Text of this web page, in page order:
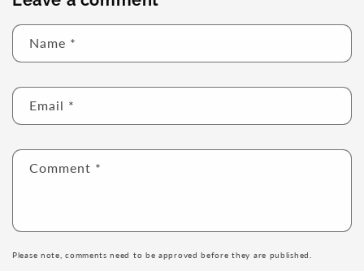
Name *
Email *
Comment *
Please note, comments need to be approved before they are published.